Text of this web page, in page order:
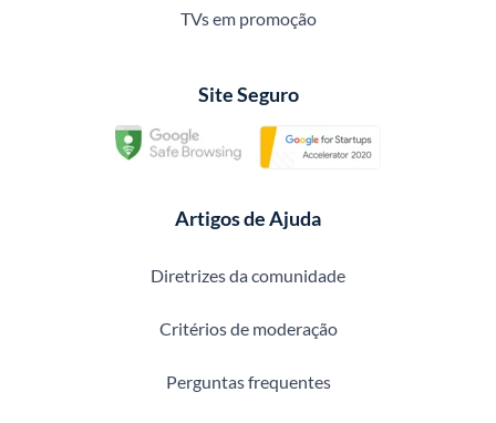
TVs em promoção
Site Seguro
Artigos de Ajuda
Diretrizes da comunidade
Critérios de moderação
Perguntas frequentes